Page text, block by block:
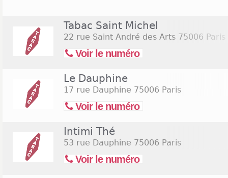
Tabac Saint Michel
22 rue Saint André des Arts 75006 Paris
Voir le numéro
Le Dauphine
17 rue Dauphine 75006 Paris
Voir le numéro
Intimi Thé
53 rue Dauphine 75006 Paris
Voir le numéro